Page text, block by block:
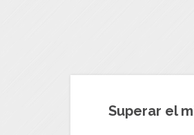
Superar el